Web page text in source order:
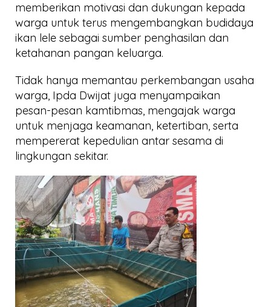
memberikan motivasi dan dukungan kepada
warga untuk terus mengembangkan budidaya
ikan lele sebagai sumber penghasilan dan
ketahanan pangan keluarga.
Tidak hanya memantau perkembangan usaha
warga, Ipda Dwijat juga menyampaikan
pesan-pesan kamtibmas, mengajak warga
untuk menjaga keamanan, ketertiban, serta
mempererat kepedulian antar sesama di
lingkungan sekitar.